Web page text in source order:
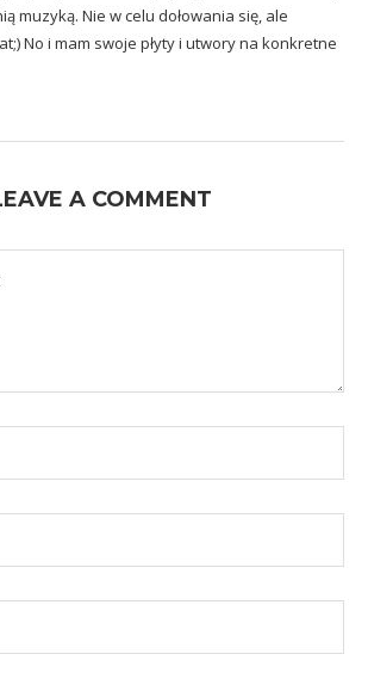
muzyką. Nie w celu dołowania się, ale
No i mam swoje płyty i utwory na konkretne
A COMMENT